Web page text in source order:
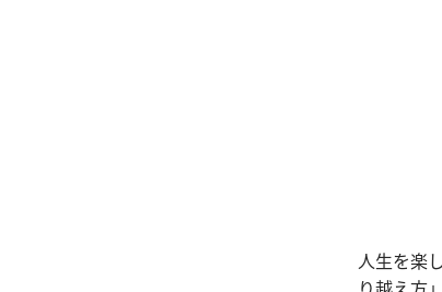
人生を楽